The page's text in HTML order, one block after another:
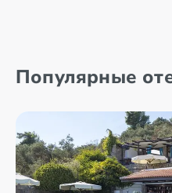
о. Крит – Агиос
Николаос
Популярные